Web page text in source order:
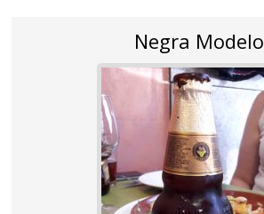
Negra Modelo